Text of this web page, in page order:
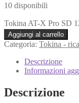
10 disponibili
Tokina AT-X Pro SD
Aggiungi al carrello
Categoria: Tokina -
Descrizione
Informazioni
Descrizione